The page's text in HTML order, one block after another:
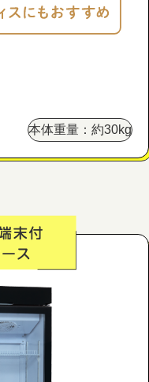
本体重量：約30kg